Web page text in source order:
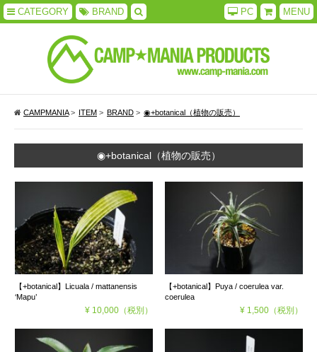
CATEGORY BRAND MENU
PC
CAMPMANIA> ITEM > BRAND > ◉+botanical（植物の販売）
◉+botanical（植物の販売）
【+botanical】Licuala / mattanensis
‘Mapu’
¥ 10,000（税別）
【+botanical】Puya / coerulea var.
coerulea
¥ 1,500（税別）